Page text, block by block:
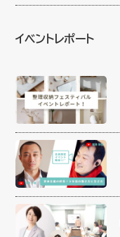
イベントレポート